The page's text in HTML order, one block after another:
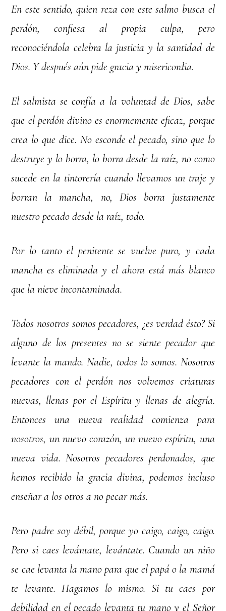
En este sentido, quien reza con este salmo busca el
perdón, confiesa al propia culpa, pero
reconociéndola celebra la justicia y la santidad de
Dios. Y después aún pide gracia y misericordia.
El salmista se confía a la voluntad de Dios, sabe
que el perdón divino es enormemente eficaz, porque
crea lo que dice. No esconde el pecado, sino que lo
destruye y lo borra, lo borra desde la raíz, no como
sucede en la tintorería cuando llevamos un traje y
borran la mancha, no, Dios borra justamente
nuestro pecado desde la raíz, todo.
Por lo tanto el penitente se vuelve puro, y cada
mancha es eliminada y el ahora está más blanco
que la nieve incontaminada.
Todos nosotros somos pecadores, ¿es verdad ésto? Si
alguno de los presentes no se siente pecador que
levante la mando. Nadie, todos lo somos. Nosotros
pecadores con el perdón nos volvemos criaturas
nuevas, llenas por el Espíritu y llenas de alegría.
Entonces una nueva realidad comienza para
nosotros, un nuevo corazón, un nuevo espíritu, una
nueva vida. Nosotros pecadores perdonados, que
hemos recibido la gracia divina, podemos incluso
enseñar a los otros a no pecar más.
Pero padre soy débil, porque yo caigo, caigo, caigo.
Pero si caes levántate, levántate. Cuando un niño
se cae levanta la mano para que el papá o la mamá
te levante. Hagamos lo mismo. Si tu caes por
debilidad en el pecado levanta tu mano y el Señor